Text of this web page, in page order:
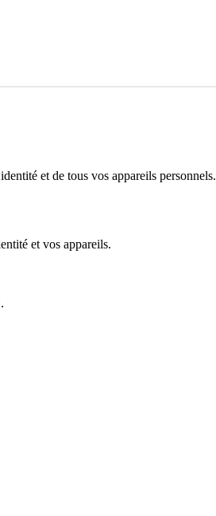
et de tous vos appareils personnels.
et vos appareils.